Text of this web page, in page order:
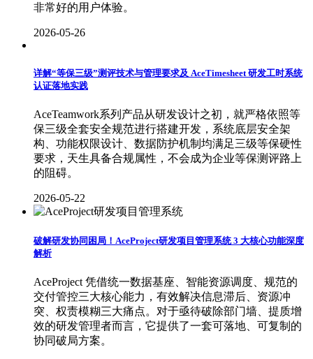
非常好的用户体验。
2026-05-26
详解“等保三级”测评技术与管理要求及 AceTimesheet 研发工时系统
认证落地实践
AceTeamwork系列产品从研发设计之初，就严格依照等
保三级全套安全规范进行搭建开发，系统底层安全架
构、功能权限设计、数据防护机制均满足三级等保硬性
要求，天生具备合规属性，不会成为企业等保测评路上
的阻碍。
2026-05-22
破解研发协同困局！AceProject研发项目管理系统 3 大核心功能深度
解析
AceProject 凭借统一数据基座、智能资源调度、规范的
交付管控三大核心能力，有效解决信息滞后、资源冲
突、权责模糊三大痛点。对于亟待破除部门墙、提质增
效的研发管理者而言，它提供了一套可落地、可复制的
协同破局方案。